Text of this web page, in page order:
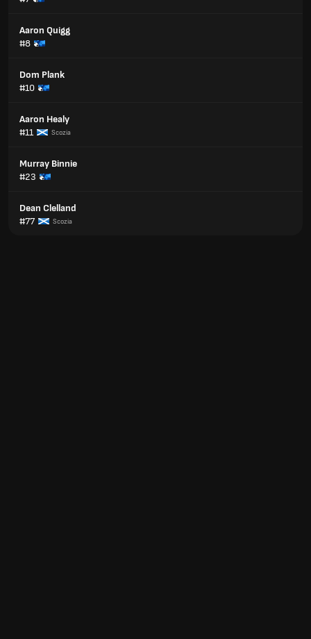
Aaron Quigg
#8
Dom Plank
#10
Aaron Healy
#11
Scozia
Murray Binnie
#23
Dean Clelland
#77
Scozia